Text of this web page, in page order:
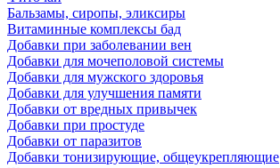
Бальзамы, сиропы, эликсиры
Витаминные комплексы бад
Добавки при заболевании вен
Добавки для мочеполовой системы
Добавки для мужского здоровья
Добавки для улучшения памяти
Добавки от вредных привычек
Добавки при простуде
Добавки от паразитов
Добавки тонизирующие, общеукрепляющие